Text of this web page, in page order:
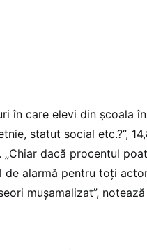
în care elevi din școala
statut social etc.?”,
dacă procentul
de alarmă pentru toți
mușamalizat”, notează